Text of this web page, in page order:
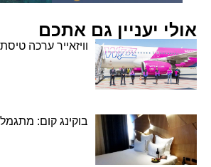
אולי יעניין גם אתכם
וויזאייר ערכה
בוקינג קום: